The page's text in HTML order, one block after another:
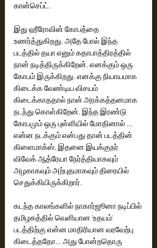
கான்செப்ட்.
இது ஹீரோவின் கோபத்தை
உணர்த்துகிறது. அதே போல் இந்த
படத்தில் தயா எனும் கதாபாத்திரத்தில்
நான் நடித்திருக்கிறேன். எனக்கும் ஒரு
கோபம் இருக்கிறது. எனக்கு நியாயமாக
கிடைக்க வேண்டிய விசயம்
கிடைக்காததால் நான் அரக்கத்தனமாக
நடந்து கொள்கிறேன். இந்த இரண்டு
கோபமும் ஒரு புள்ளியில் மோதினால் ...
என்ன நடக்கும் என்பது தான் படத்தின்
கிளைமாக்ஸ். இதனை இயக்குநர்
விவேக் ஆத்ரேயா நேர்த்தியாகவும்
அழகாகவும் அற்புதமாகவும் திரையில்
செதுக்கியிருக்கிறார்.
கடந்த காலங்களில் நாகார்ஜூனா நடிப்பில்
தமிழகத்தில் வெளியான 'உதயம்'
படத்திற்கு என்ன மாதிரியான வரவேற்பு
கிடைத்ததோ... அது போன்றதொரு